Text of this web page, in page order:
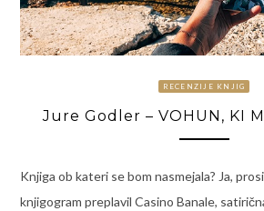
RECENZIJE KNJIG
Jure Godler – VOHUN, KI
Knjiga ob kateri se bom nasmejala? Ja,
knjigogram preplavil Casino Banale,